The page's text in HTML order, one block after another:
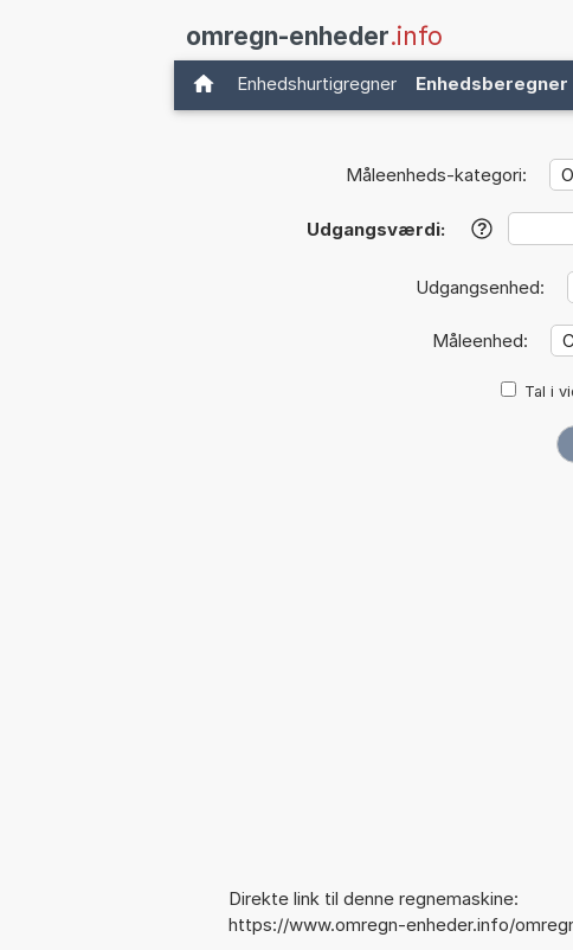
omregn-enheder.info
Enhedshurtigregner Enhedsberegner
Måleenheds-kategori:
Udgangsværdi: ?
Udgangsenhed:
Måleenhed:
Tal i
Direkte link til denne regnemaskine:
https://www.omregn-enheder.info/